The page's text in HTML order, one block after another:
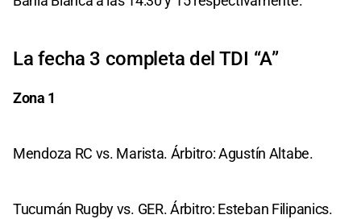
La fecha 3 completa del TDI “A”
Zona 1
Mendoza RC vs. Marista. Árbitro: Agustín Altabe.
Tucumán Rugby vs. GER. Árbitro: Esteban Filipanics.